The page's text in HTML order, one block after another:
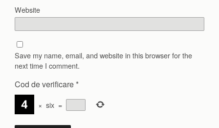
Website
Save my name, email, and website in this browser for the
next time I comment.
Cod de verificare *
× six =